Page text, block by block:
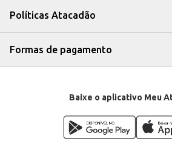
Políticas Atacadão
Formas de pagamento
Baixe o aplicativo Meu